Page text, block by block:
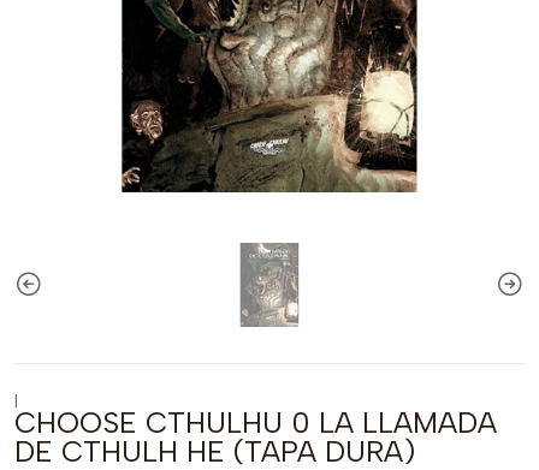
|
CHOOSE CTHULHU 0 LA LLAMADA
DE CTHULH HE (TAPA DURA)